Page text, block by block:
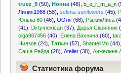
truez_9 (50) ,Нонна (48) ,b_o_r_m_a_n
Лилия1968 (58) ,selena-sunflowers (45)
Юлька 80 (46) ,ООля (68) РыжикЛиса
(41)
Dirtymexican (37) Дарья Скрипник
olga987456 (40) Елена Вахнина (60) ,
Ниязов (24) ,Таткин (57) ,ShantellMo (44)
Саша Рейда (28) ,Atelier (38) ,Анжелина
Статистика форума